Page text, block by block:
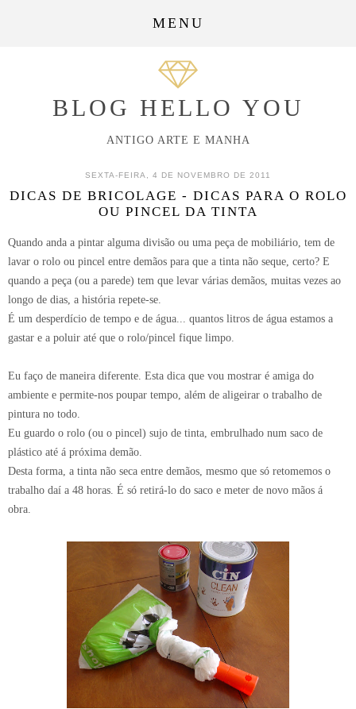
MENU
BLOG HELLO YOU
ANTIGO ARTE E MANHA
SEXTA-FEIRA, 4 DE NOVEMBRO DE 2011
DICAS DE BRICOLAGE - DICAS PARA O ROLO
OU PINCEL DA TINTA
Quando anda a pintar alguma divisão ou uma peça de mobiliário, tem de
lavar o rolo ou pincel entre demãos para que a tinta não seque, certo? E
quando a peça (ou a parede) tem que levar várias demãos, muitas vezes ao
longo de dias, a história repete-se.
É um desperdício de tempo e de água... quantos litros de água estamos a
gastar e a poluir até que o rolo/pincel fique limpo.
Eu faço de maneira diferente. Esta dica que vou mostrar é amiga do
ambiente e permite-nos poupar tempo, além de aligeirar o trabalho de
pintura no todo.
Eu guardo o rolo (ou o pincel) sujo de tinta, embrulhado num saco de
plástico até á próxima demão.
Desta forma, a tinta não seca entre demãos, mesmo que só retomemos o
trabalho daí a 48 horas. É só retirá-lo do saco e meter de novo mãos á
obra.